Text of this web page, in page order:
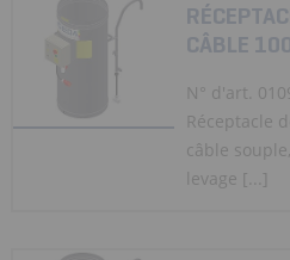
CÂBLE
N° d'art.
Réceptacle
câble
levage [...]